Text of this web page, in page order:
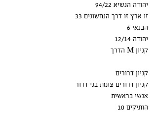
יהודה הנשיא 94/22
זו ארץ זו דרך הנחשונים 33
הבנאי 6
יהודה 12/14
הדרך M קניון
קניון דרורים
קניון דרורים צומת בני דרור
אנשי בראשית
הותיקים 10